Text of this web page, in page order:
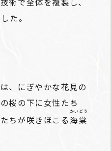
た。
、にぎやかな花見の
桜の下に女性たち
ちが咲きほこる海棠
かいどう